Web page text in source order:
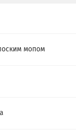
мопом